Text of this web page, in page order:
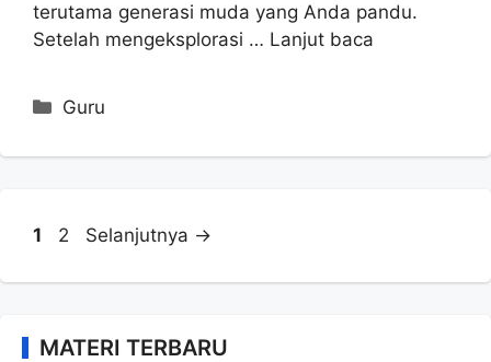
terutama generasi muda yang Anda pandu.
Setelah mengeksplorasi … Lanjut baca
Kategori
Guru
Halaman
1 Halaman
2 Selanjutnya →
MATERI TERBARU